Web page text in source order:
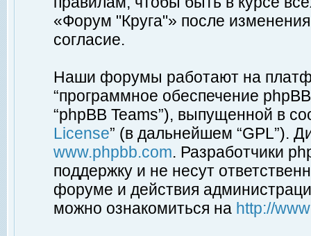
«Форум "Круга"» после
согласие.
Наши форумы работают на
“программное обеспечение
“phpBB Teams”), выпущенной в
License” (в дальнейшем “GPL”).
www.phpbb.com. Разработчики
поддержку и не несут
форуме и действия
можно ознакомиться на http://